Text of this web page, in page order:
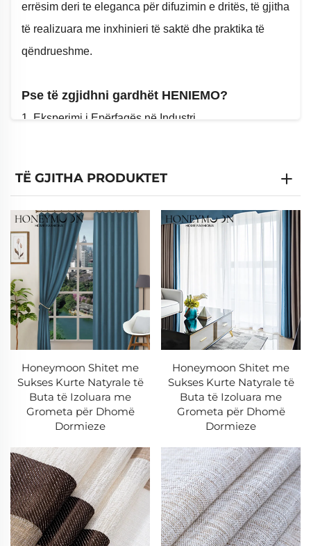
errësim deri te eleganca për difuzimin e dritës, të gjitha
të realizuara me inxhinieri të saktë dhe praktika të
qëndrueshme.
Pse të zgjidhni gardhët HENIEMO?
1. Eksperimi i Epërfaqës në Industri
- Ofruesi kryesor në Kinë për personalizim masiv të
- Kapacitete OEM/ODM për dizajne të personalizuara
2. Teknologji e Avancuar Prodhimi
- Sisteme të plotësisht automatizuara prerjeje dhe
puntimi
- Teknologji shtypi digjitale për modele të mëdha,
rezistente ndaj fshirjes
- Puntimi i udhëzuar me laser për përshtatje të
përsosur
3. Sigurimi i Kualitete
-Rekord zero-komplaintë për dy dekada
-Sistem gjashtëpikësh i kontrollit në të gjitha fazat e
prodhimit
-Testim i qëndrueshmërisë për rezistencë ndaj dritës
dhe integritet të lëkurës
TË GJITHA PRODUKTET
Honeymoon Shitet me
Sukses Kurte Natyrale të
Buta të Izoluara me
Grometa për Dhomë
Dormieze
Honeymoon Shitet me
Sukses Kurte Natyrale të
Buta të Izoluara me
Grometa për Dhomë
Dormieze